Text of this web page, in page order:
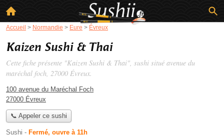
Accueil > Normandie > Eure > Évreux
Kaizen Sushi & Thai
Cette fiche présente "Kaizen Sushi & Thai", sushi situé avenue du
maréchal foch, 27000 Évreux.
100 avenue du Maréchal Foch
27000 Évreux
📞 Appeler ce sushi
Sushi - Fermé, ouvre à 11h